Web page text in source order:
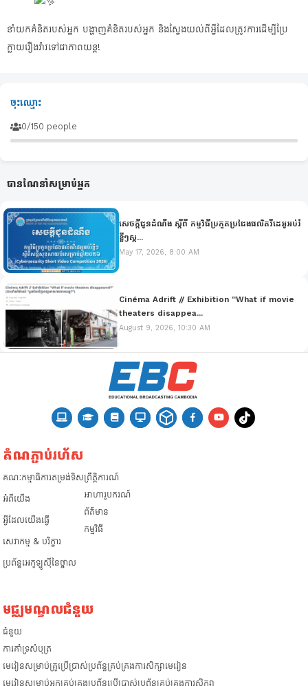
នាំយកគំនិតរបស់អ្នក បង្ហាញគំនិតរបស់អ្នក និងស្វែងយល់ពីអ្វីដែលត្រូវការដើម្បីប្រែ
ក្លាយរឿងរ៉ាវទៅជាភាពយន្ត!
ចុះឈ្មោះ
0/150 people
បានណែនាំសម្រាប់អ្នក
សេចក្ដីជូនដំណឹង ស្ដីពី កម្មវិធីប្រកួតប្រជែងផលិតវីដេអូអប់រំ
ខ្លីៗស្ត...
May 17, 2026, 8:00 AM
Cinéma Adrift // Exhibition “What if movie
theaters disappea...
August 9, 2026, 10:30 AM
តំណភ្ជាប់រហ័ស
គណៈកម្មាធិការតម្រង់ទិស
អំពី​យើង
អ្វីដែលយើងធ្វើ
សេវាកម្ម & បរិក្ខារ
ប្រព័ន្ធអេកូឡូស៊ីនៃថ្នាល
ព្រឹត្តិការណ៍
អាហារូបករណ៍
ព័ត៌មាន
កម្មវិធី
មជ្ឈមណ្ឌលជំនួយ
ជំនួយ
​ការគាំទ្រសំបុត្រ
មេរៀនសម្រាប់គ្រូប្រើប្រាស់ប្រព័ន្ធគ្រប់គ្រងការសិក្សាមេរៀន
មេរៀនសម្រាប់អ្នកគ្រប់គ្រងប្រព័ន្ធប្រើប្រាស់ប្រព័ន្ធគ្រប់គ្រងការសិក្សា